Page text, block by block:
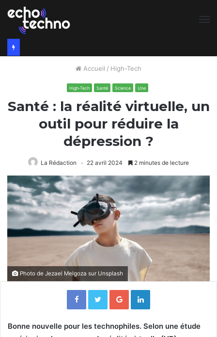
Accueil / High-Tech
High-Tech Santé Science Une
Santé : la réalité virtuelle, un
outil pour réduire la
dépression ?
La Rédaction 22 avril 2024 2 minutes de lecture
Photo de Jezael Melgoza sur Unsplash
FacebookTwitterGoogle+Linkedin
Bonne nouvelle pour les technophiles. Selon une étude